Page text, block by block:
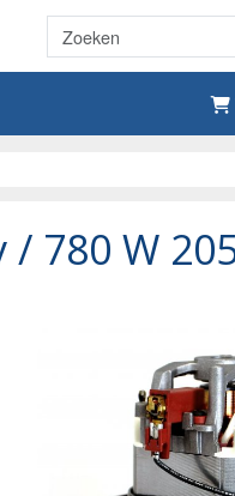
780 W